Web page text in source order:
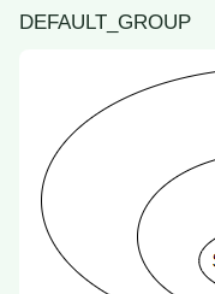
DEFAULT_GROUP